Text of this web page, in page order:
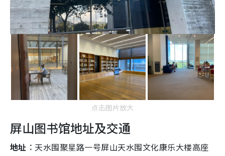
点击图片放大
屏山图书馆地址及交通
地址︰ 天水围聚星路一号屏山天水围文化康乐大楼高座